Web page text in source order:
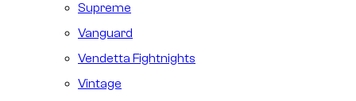
Supreme
Vanguard
Vendetta Fightnights
Vintage